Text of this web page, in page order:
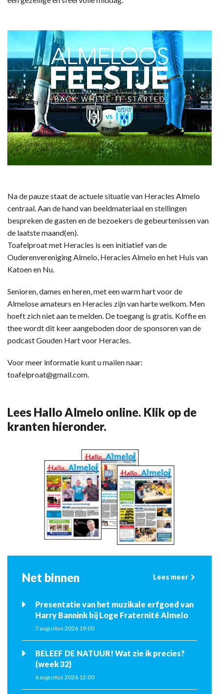
Na de pauze staat de actuele situatie van Heracles Almelo
centraal. Aan de hand van beeldmateriaal en stellingen
bespreken de gasten en de bezoekers de gebeurtenissen van
de laatste maand(en).
Toafelproat met Heracles is een initiatief van de
Ouderenvereniging Almelo, Heracles Almelo en het Huis van
Katoen en Nu.
Senioren, dames en heren, met een warm hart voor de
Almelose amateurs en Heracles zijn van harte welkom. Men
hoeft zich niet aan te melden. De toegang is gratis. Koffie en
thee wordt dit keer aangeboden door de sponsoren van de
podcast Gouden Hart voor Heracles.
Voor meer informatie kunt u mailen naar:
toafelproat@gmail.com.
Lees Hallo Almelo online. Klik op de
kranten hieronder.
Net binnen Lees meer
Presentatie van het muzikale erfgoed van
Harry Bannink bij Loge Fraternité Almelo
7 augustus 2026 19:00
BELEEF DE NATUUR! Wat zie ik precies?
(week 32)
6 augustus 2026 12:00